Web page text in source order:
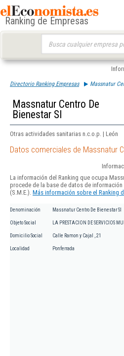
Ranking de Empresas
Directorio Ranking Empresas Massnatur
Massnatur Centro De
Bienestar Sl
Otras actividades sanitarias n.c.o.p. | León
Datos comerciales de Massnatur
La información del Ranking que ocupa
procede de la base de datos de información
(S.M.E.). Más información sobre el Ranking
Denominación Massnatur Centro De Bienestar Sl
Objeto Social LA PRESTACION DE SERVICIOS
Domicilio Social Calle Ramon y Cajal , 21
Localidad Ponferrada